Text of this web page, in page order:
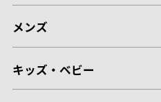
メンズ
キッズ・ベビー